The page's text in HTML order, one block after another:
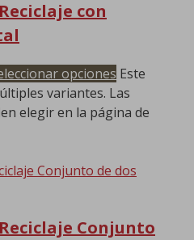
con
opciones Este
variantes. Las
elegir en la página de
Conjunto